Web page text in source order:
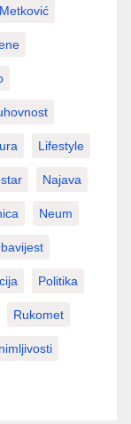
Lifestyle
Najava
Neum
Politika
Rukomet